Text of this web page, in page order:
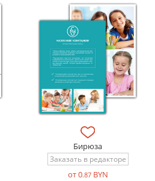
Бирюза
Заказать в редакторе
от 0.87BYN